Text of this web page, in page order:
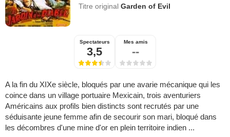
Titre originalGarden of Evil
Spectateurs
3,5
Mes amis
--
A la fin du XIXe siècle, bloqués par une avarie mécanique qui les
coince dans un village portuaire Mexicain, trois aventuriers
Américains aux profils bien distincts sont recrutés par une
séduisante jeune femme afin de secourir son mari, bloqué dans
les décombres d'une mine d'or en plein territoire indien ...